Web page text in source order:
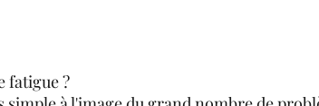
fatigue ?